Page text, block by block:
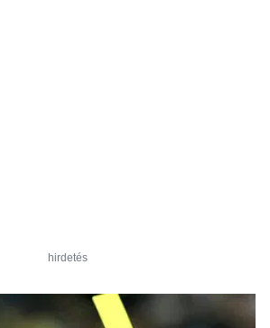
hirdetés